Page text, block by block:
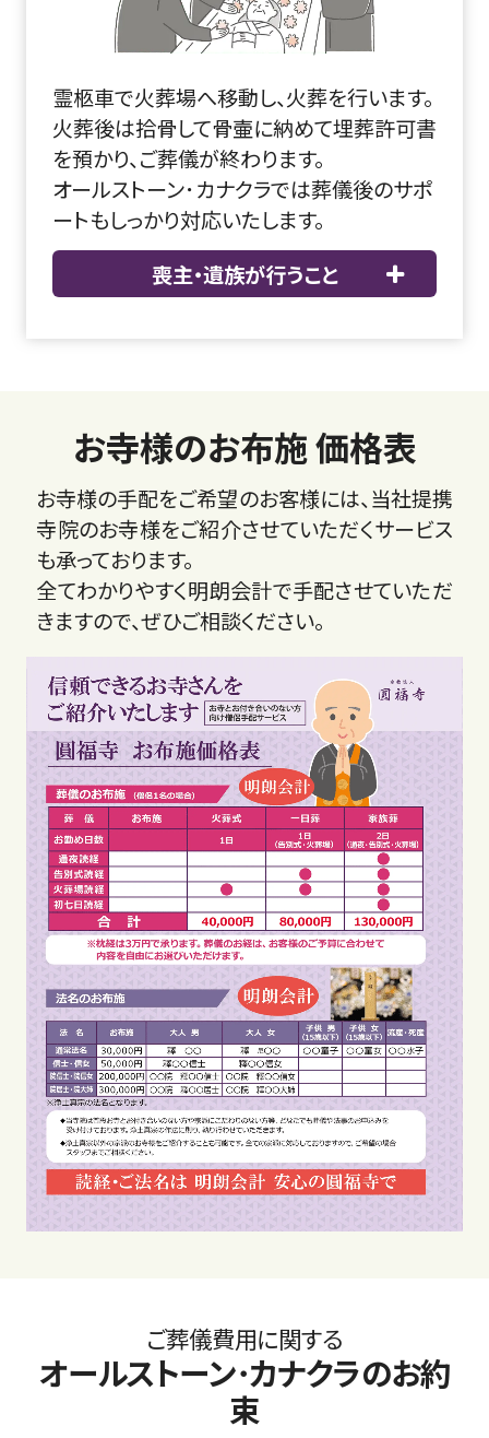
霊柩車で火葬場へ移動し、火葬を行います。
火葬後は拾骨して骨壷に納めて埋葬許可書
を預かり、ご葬儀が終わります。
オールストーン･カナクラでは葬儀後のサポ
ートもしっかり対応いたします。
喪主・遺族が行うこと
お寺様のお布施 価格表
お寺様の手配をご希望のお客様には、当社提携
寺院のお寺様をご紹介させていただくサービス
も承っております。
全てわかりやすく明朗会計で手配させていただ
きますので、ぜひご相談ください。
ご葬儀費用に関する
オールストーン･カナクラのお約
束